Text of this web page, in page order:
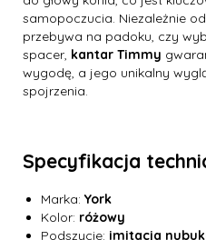
samopoczucia. Niezależnie
przebywa na padoku, czy
spacer, kantar Timmy
wygodę, a jego unikalny
spojrzenia.
Specyfikacja
Marka: York
Kolor: różowy
Podszycie: imitacja